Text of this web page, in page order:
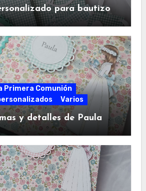
para bautizo
Primera Comunión
Varios
y detalles de Paula